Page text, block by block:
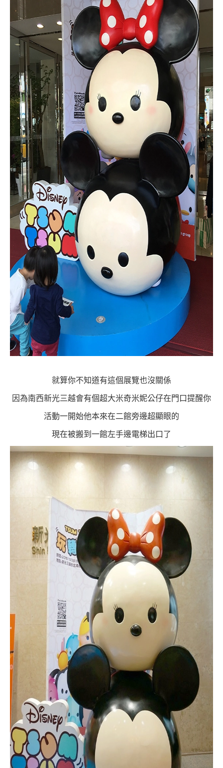
就算你不知道有這個展覽也沒關係
因為南西新光三越會有個超大米奇米妮公仔在門口提醒你
活動一開始他本來在二館旁邊超顯眼的
現在被搬到一館左手邊電梯出口了